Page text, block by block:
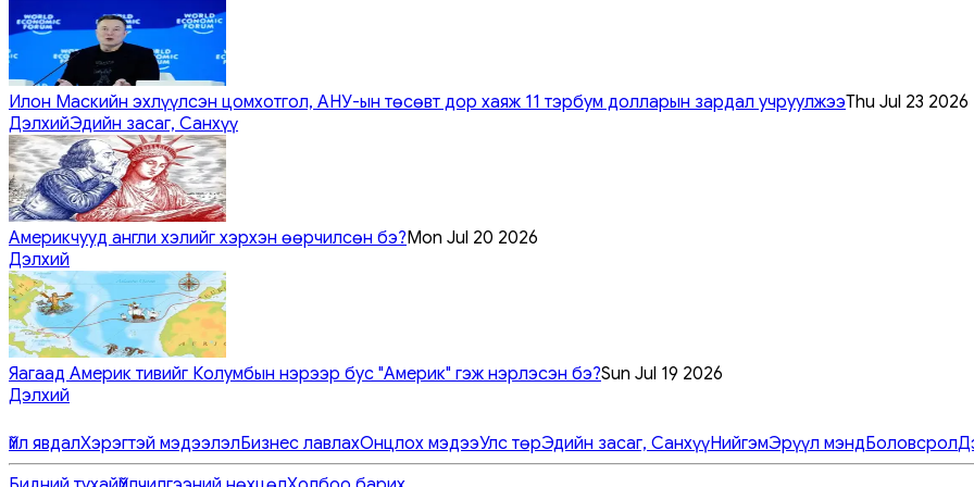
Илон Маскийн эхлүүлсэн цомхотгол, АНУ-ын төсөвт дор хаяж 11 тэрбум долларын зардал учруулжээThu Jul 23 2026
ДэлхийЭдийн засаг, Санхүү
Америкчууд англи хэлийг хэрхэн өөрчилсөн бэ?Mon Jul 20 2026
Дэлхий
Яагаад Америк тивийг Колумбын нэрээр бус "Америк" гэж нэрлэсэн бэ?Sun Jul 19 2026
Дэлхий
Үйл явдалХэрэгтэй мэдээлэлБизнес лавлахОнцлох мэдээУлс төрЭдийн засаг, СанхүүНийгэмЭрүүл мэндБоловсрол